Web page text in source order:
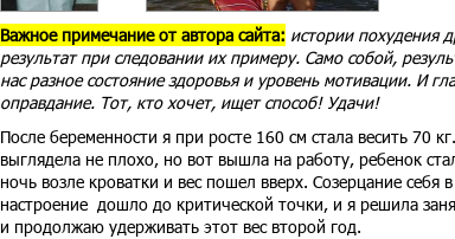
Важное примечание от автора сайта: истории похудения
результат при следовании их примеру. Само собой,
нас разное состояние здоровья и уровень мотивации. И
оправдание. Тот, кто хочет, ищет способ! Удачи!
После беременности я при росте 160 см стала весить 70
выглядела не плохо, но вот вышла на работу, ребенок
ночь возле кроватки и вес пошел вверх. Созерцание
настроение дошло до критической точки, и я решила
и продолжаю удерживать этот вес второй год.